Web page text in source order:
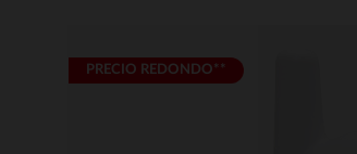
PRECIO REDONDO**